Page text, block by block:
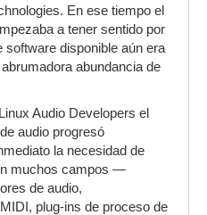
En ese tiempo el
a tener sentido por
disponible aún era
abundancia de
Audio Developers el
audio progresó
la necesidad de
muchos campos —
de audio,
plug-ins de proceso de